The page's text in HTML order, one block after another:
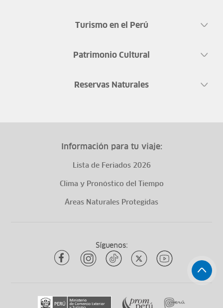
Turismo en el Perú
Patrimonio Cultural
Reservas Naturales
Información para tu viaje:
Lista de Feriados 2026
Clima y Pronóstico del Tiempo
Áreas Naturales Protegidas
Síguenos: